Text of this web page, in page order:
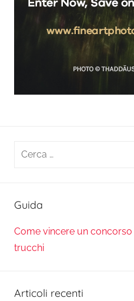
Ricerca
Guida
Come vincere un
trucchi
Articoli recenti